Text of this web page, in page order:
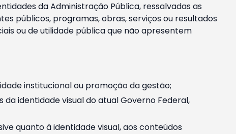
da Administração Pública, ressalvadas as
públicos, programas, obras, serviços ou resultados
ou de utilidade pública que não apresentem
institucional ou promoção da gestão;
identidade visual do atual Governo Federal,
quanto à identidade visual, aos conteúdos